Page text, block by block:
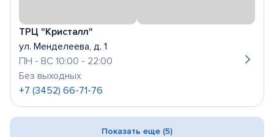
ТРЦ "Кристалл"
ул. Менделеева, д. 1
ПН - ВС 10:00 - 22:00
Без выходных
+7 (3452) 66-71-76
Показать еще (5)